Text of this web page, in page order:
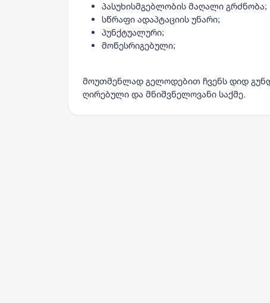
პასუხისმგებლობის მაღალი გრძნობა;
სწრაფი ადაპტაციის უნარი;
პუნქტუალური;
მოწესრიგებული;
მოუთმენლად გელოდებით ჩვენს დიდ
ღირებული და მნიშვნელოვანი საქმე.